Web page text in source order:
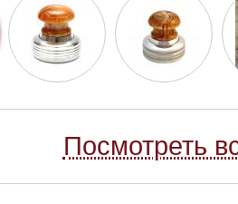
Посмотреть